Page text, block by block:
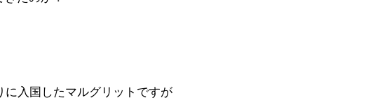
に入国したマルグリットですが